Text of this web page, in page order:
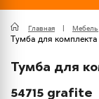
Главная Мебель
Тумба для
Тумба для
54715 grafite